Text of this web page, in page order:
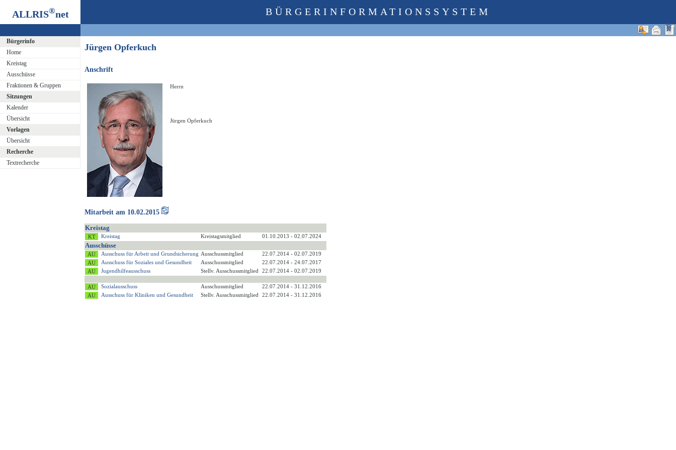
ALLRIS®net
Bürgerinfo
Home
Kreistag
Ausschüsse
Fraktionen & Gruppen
Sitzungen
Kalender
Übersicht
Vorlagen
Übersicht
Recherche
Textrecherche
BÜRGERINFORMATIONSSYSTEM
Jürgen Opferkuch
Anschrift
Herrn
Jürgen Opferkuch
Mitarbeit am 10.02.2015
Kreistag
Kreistag Kreistagsmitglied 01.10.2013 - 02.07.2024
Ausschüsse
Ausschuss für Arbeit und Grundsicherung Ausschussmitglied
22.07.2014 - 02.07.2019
Ausschuss für Soziales und Gesundheit
Ausschussmitglied
22.07.2014 - 24.07.2017
Jugendhilfeausschuss
Stellv. Ausschussmitglied 22.07.2014 - 02.07.2019
Sozialausschuss Ausschussmitglied
22.07.2014 - 31.12.2016
Ausschuss für Kliniken und Gesundheit
Stellv. Ausschussmitglied 22.07.2014 - 31.12.2016